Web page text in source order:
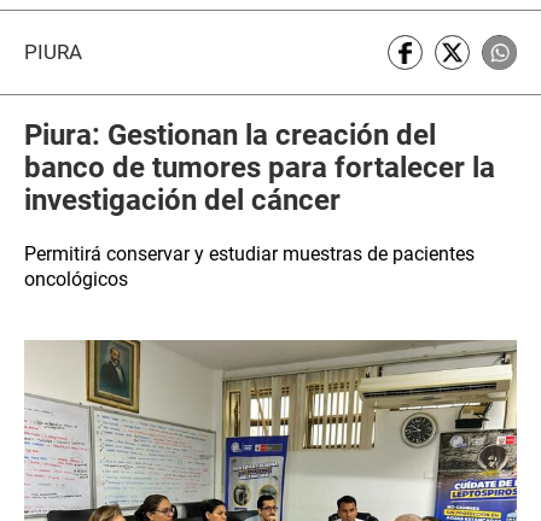
PIURA
Piura: Gestionan la creación del
banco de tumores para fortalecer la
investigación del cáncer
Permitirá conservar y estudiar muestras de pacientes
oncológicos